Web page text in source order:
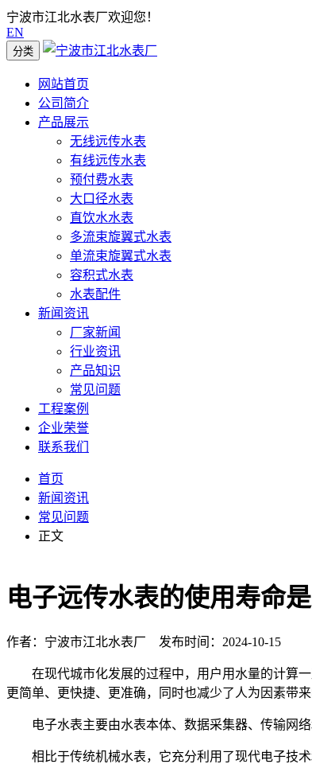
宁波市江北水表厂欢迎您！
EN
分类
网站首页
公司简介
产品展示
无线远传水表
有线远传水表
预付费水表
大口径水表
直饮水水表
多流束旋翼式水表
单流束旋翼式水表
容积式水表
水表配件
新闻资讯
厂家新闻
行业资讯
产品知识
常见问题
工程案例
企业荣誉
联系我们
首页
新闻资讯
常见问题
正文
电子远传水表的使用寿命是
作者：宁波市江北水表厂 发布时间：2024-10-15
在现代城市化发展的过程中，用户用水量的计算一
更简单、更快捷、更准确，同时也减少了人为因素带
电子水表主要由水表本体、数据采集器、传输网络
相比于传统机械水表，它充分利用了现代电子技术